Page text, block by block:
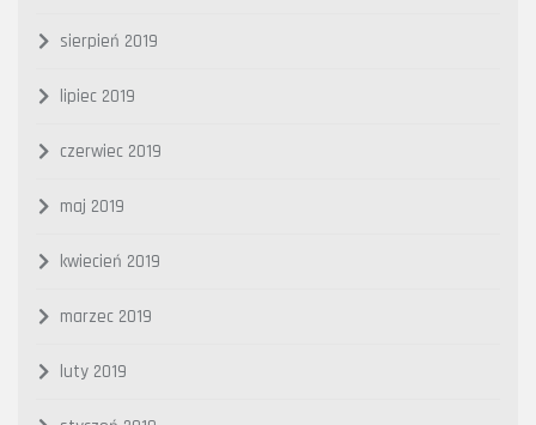
sierpień 2019
lipiec 2019
czerwiec 2019
maj 2019
kwiecień 2019
marzec 2019
luty 2019